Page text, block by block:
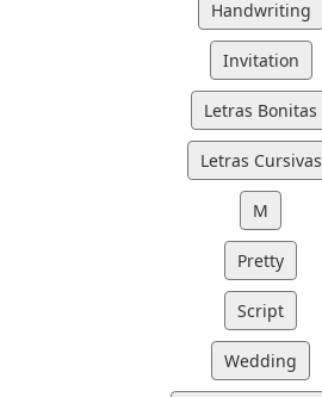
Handwriting
Invitation
Letras Bonitas
Letras Cursivas
M
Pretty
Script
Wedding